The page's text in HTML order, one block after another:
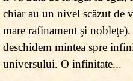
chiar au un nivel scăzut de
mare rafinament şi
deschidem mintea spre
universului. O infinitate...